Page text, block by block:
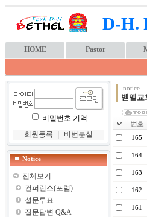
D-H.
HOME Pastor
비밀번호 기억
회원등록
비번분실
Notice
전체보기
컨퍼런스(포럼)
설문투표
질문답변 Q&A
notice
벧엘교
번호
165
164
163
162
161